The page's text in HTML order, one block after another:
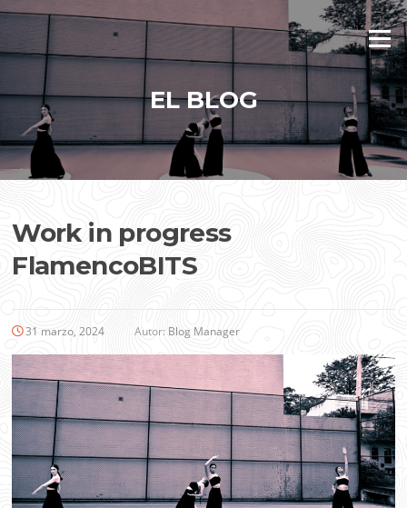
Saltar
contenido
Menú
EL BLOG
Work in progress
FlamencoBITS
31 marzo, 2024 Autor: Blog Manager